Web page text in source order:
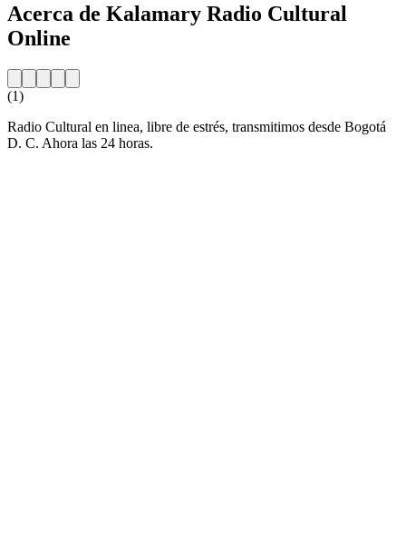
Acerca de Kalamary Radio Cultural
Online
(1)
Radio Cultural en linea, libre de estrés, transmitimos desde Bogotá
D. C. Ahora las 24 horas.